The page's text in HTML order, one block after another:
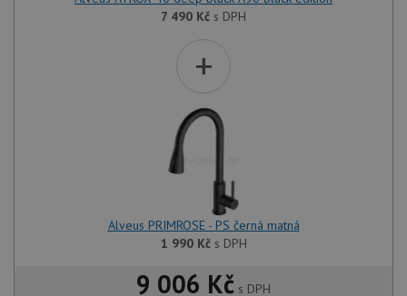
7 490 Kč s DPH
+
Alveus PRIMROSE - PS černá matná
1 990 Kčs DPH
9 006 Kč s DPH